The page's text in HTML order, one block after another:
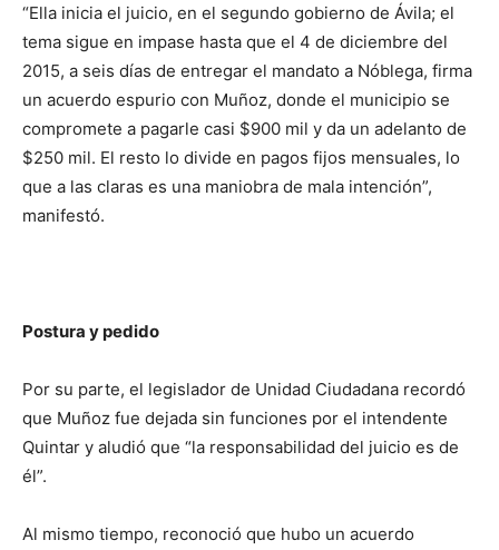
“Ella inicia el juicio, en el segundo gobierno de Ávila; el
tema sigue en impase hasta que el 4 de diciembre del
2015, a seis días de entregar el mandato a Nóblega, firma
un acuerdo espurio con Muñoz, donde el municipio se
compromete a pagarle casi $900 mil y da un adelanto de
$250 mil. El resto lo divide en pagos fijos mensuales, lo
que a las claras es una maniobra de mala intención”,
manifestó.
Postura y pedido
Por su parte, el legislador de Unidad Ciudadana recordó
que Muñoz fue dejada sin funciones por el intendente
Quintar y aludió que “la responsabilidad del juicio es de
él”.
Al mismo tiempo, reconoció que hubo un acuerdo